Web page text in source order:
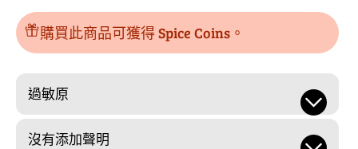
量
購買此商品可獲得 Spice Coins。
過敏原
沒有添加聲明